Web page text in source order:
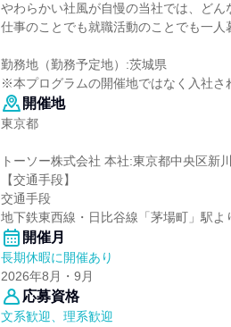
やわらかい社風が自慢の当社では、どん
仕事のことでも就職活動のことでも一
勤務地（勤務予定地）:茨城県
※本プログラムの開催地ではなく入社さ
開催地
東京都
トーソー株式会社 本社:東京都中央区新
【交通手段】
交通手段
地下鉄東西線・日比谷線「茅場町」駅よ
開催月
長期休暇に開催あり
2026年8月・9月
応募資格
文系歓迎、理系歓迎